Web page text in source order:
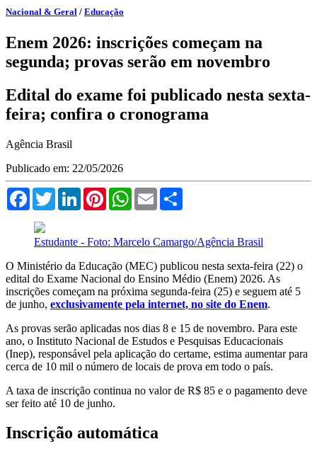
Nacional & Geral / Educação
Enem 2026: inscrições começam na
segunda; provas serão em novembro
Edital do exame foi publicado nesta sexta-
feira; confira o cronograma
Agência Brasil
Publicado em: 22/05/2026
FacebookTwitterLinkedInPinterestWhatsApp
Email
Estudante - Foto: Marcelo Camargo/Agência Brasil
O Ministério da Educação (MEC) publicou nesta sexta-feira (22) o
edital do Exame Nacional do Ensino Médio (Enem) 2026. As
inscrições começam na próxima segunda-feira (25) e seguem até 5
de junho, exclusivamente pela internet, no site do Enem.
As provas serão aplicadas nos dias 8 e 15 de novembro. Para este
ano, o Instituto Nacional de Estudos e Pesquisas Educacionais
(Inep), responsável pela aplicação do certame, estima aumentar para
cerca de 10 mil o número de locais de prova em todo o país.
A taxa de inscrição continua no valor de R$ 85 e o pagamento deve
ser feito até 10 de junho.
Inscrição automática